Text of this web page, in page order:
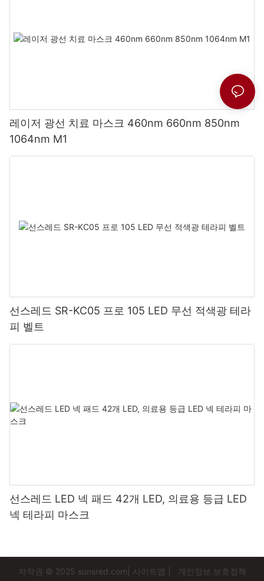
레이저 광선 치료 마스크 460nm 660nm 850nm
1064nm M1
선스레드 SR-KC05 프로 105 LED 무선 적색광 테라
피 벨트
선스레드 LED 넥 패드 42개 LED, 의료용 등급 LED
넥 테라피 마스크
저작권 © 2025 sunsred.com 사이트맵 개인정보 보호정책